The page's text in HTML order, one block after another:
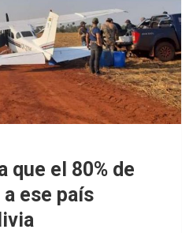
que el 80% de
ese país